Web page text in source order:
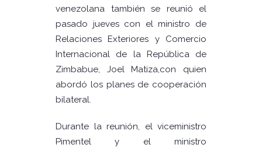
venezolana también se reunió el
pasado jueves con el ministro de
Relaciones Exteriores y Comercio
Internacional de la República de
Zimbabue, Joel Matiza,con quien
abordó los planes de cooperación
bilateral.
Durante la reunión, el viceministro
Pimentel y el ministro